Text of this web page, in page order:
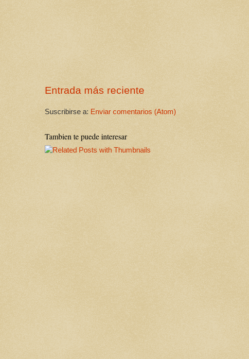
Entrada más reciente
Suscribirse a: Enviar comentarios (Atom)
Tambien te puede interesar